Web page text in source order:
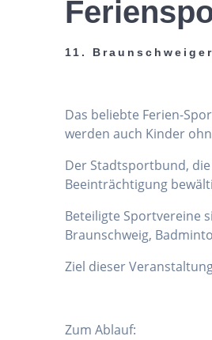
11.
Das beliebte Ferien-
werden auch Kinder
Der Stadtsportbund,
Beeinträchtigung
Beteiligte Sportvereine
Braunschweig,
Ziel dieser
Zum Ablauf: